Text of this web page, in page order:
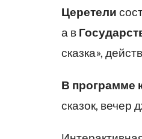
Церетели
а в
сказка»,
В программе
сказок, вечер